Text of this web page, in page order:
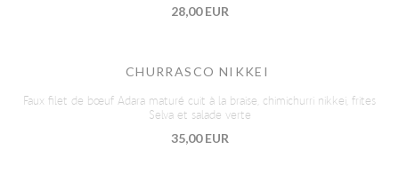
28,00 EUR
CHURRASCO NIKKEI
Faux filet de bœuf Adara maturé cuit à la braise, chimichurri nikkei, frites
Selva et salade verte
35,00 EUR